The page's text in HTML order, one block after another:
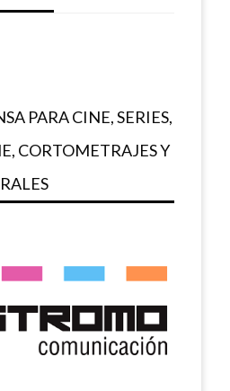
PARA CINE, SERIES,
CORTOMETRAJES Y